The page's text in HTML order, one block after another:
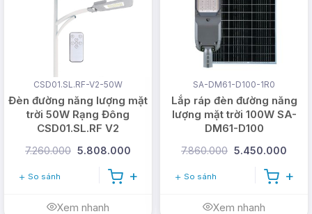
CSD01.SL.RF-V2-50W
Đèn đường năng lượng mặt
trời 50W Rạng Đông
CSD01.SL.RF V2
7.260.000 5.808.000
So sánh
Xem nhanh
SA-DM61-D100-1R0
Lắp ráp đèn đường năng
lượng mặt trời 100W SA-
DM61-D100
7.860.000 5.450.000
So sánh
Xem nhanh